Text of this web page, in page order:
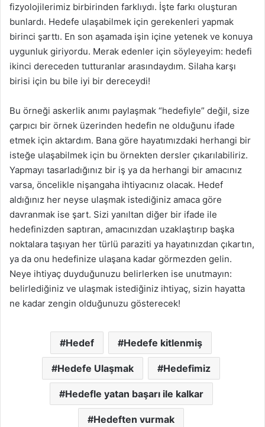
fizyolojilerimiz birbirinden farklıydı. İşte farkı oluşturan
bunlardı. Hedefe ulaşabilmek için gerekenleri yapmak
birinci şarttı. En son aşamada işin içine yetenek ve konuya
uygunluk giriyordu. Merak edenler için söyleyeyim: hedefi
ikinci dereceden tutturanlar arasındaydım. Silaha karşı
birisi için bu bile iyi bir dereceydi!
Bu örneği askerlik anımı paylaşmak “hedefiyle” değil, size
çarpıcı bir örnek üzerinden hedefin ne olduğunu ifade
etmek için aktardım. Bana göre hayatımızdaki herhangi bir
isteğe ulaşabilmek için bu örnekten dersler çıkarılabiliriz.
Yapmayı tasarladığınız bir iş ya da herhangi bir amacınız
varsa, öncelikle nişangaha ihtiyacınız olacak. Hedef
aldığınız her neyse ulaşmak istediğiniz amaca göre
davranmak ise şart. Sizi yanıltan diğer bir ifade ile
hedefinizden saptıran, amacınızdan uzaklaştırıp başka
noktalara taşıyan her türlü paraziti ya hayatınızdan çıkartın,
ya da onu hedefinize ulaşana kadar görmezden gelin.
Neye ihtiyaç duyduğunuzu belirlerken ise unutmayın:
belirlediğiniz ve ulaşmak istediğiniz ihtiyaç, sizin hayatta
ne kadar zengin olduğunuzu gösterecek!
Hedef Hedefe kitlenmiş
Hedefe Ulaşmak Hedefimiz
Hedefle yatan başarı ile kalkar
Hedeften vurmak